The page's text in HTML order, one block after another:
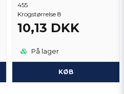
455
Krogstørrelse 8
10,13 DKK
På lager
KØB